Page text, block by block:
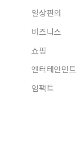
일상편의
비즈니스
쇼핑
엔터테인먼트
임팩트